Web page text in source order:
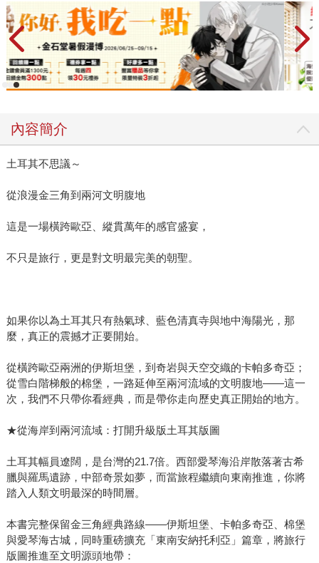
內容簡介
土耳其不思議～
從浪漫金三角到兩河文明腹地
這是一場橫跨歐亞、縱貫萬年的感官盛宴，
不只是旅行，更是對文明最完美的朝聖。
如果你以為土耳其只有熱氣球、藍色清真寺與地中海陽光，那
麼，真正的震撼才正要開始。
從橫跨歐亞兩洲的伊斯坦堡，到奇岩與天空交織的卡帕多奇亞；
從雪白階梯般的棉堡，一路延伸至兩河流域的文明腹地——這一
次，我們不只帶你看經典，而是帶你走向歷史真正開始的地方。
★從海岸到兩河流域：打開升級版土耳其版圖
土耳其幅員遼闊，是台灣的21.7倍。西部愛琴海沿岸散落著古希
臘與羅馬遺跡，中部奇景如夢，而當旅程繼續向東南推進，你將
踏入人類文明最深的時間層。
本書完整保留金三角經典路線——伊斯坦堡、卡帕多奇亞、棉堡
與愛琴海古城，同時重磅擴充「東南安納托利亞」篇章，將旅行
版圖推進至文明源頭地帶：